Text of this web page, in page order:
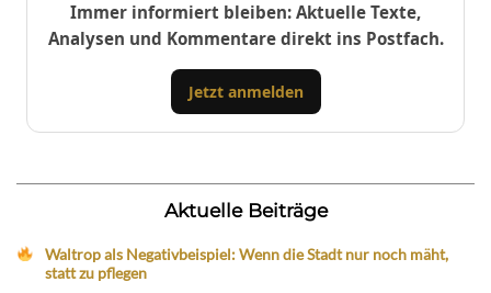
Immer informiert bleiben: Aktuelle Texte,
Analysen und Kommentare direkt ins Postfach.
Jetzt anmelden
Aktuelle Beiträge
Waltrop als Negativbeispiel: Wenn die Stadt nur noch mäht,
statt zu pflegen